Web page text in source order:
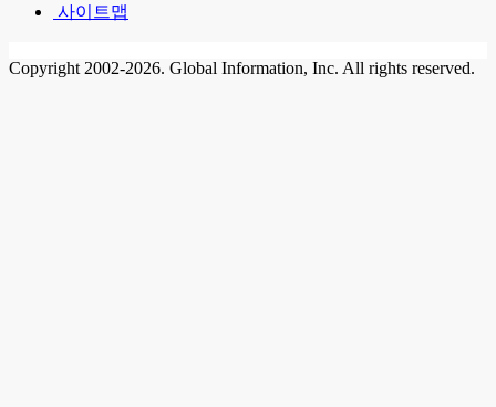
사이트맵
Copyright 2002-2026. Global Information, Inc. All rights reserved.